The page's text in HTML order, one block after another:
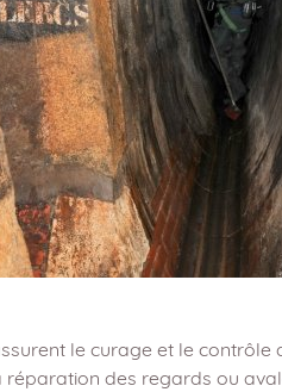
le curage et le contrôle
des regards ou